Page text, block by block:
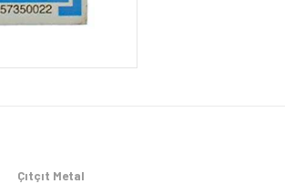
Çıtçıt Metal